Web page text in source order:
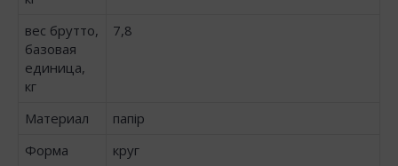
вес брутто,
базовая
единица,
кг
7,8
Материал
папір
Форма
круг